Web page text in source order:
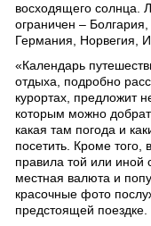
восходящего солнца.
ограничен –
Германия, Норвегия,
«Календарь
отдыха, подробно
курортах, предложит
которым можно
какая там погода и
посетить. Кроме того,
правила той или иной
местная валюта и
красочные фото
предстоящей поездке.